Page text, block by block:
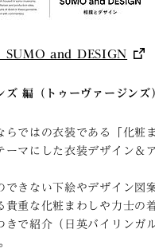
SUMO and DESIGN
ズ 編（トゥーヴァージンズ
らではの衣装である「化粧
ーマにした衣装デザイン＆
できない下絵やデザイン図
貴重な化粧まわしや力士の
きで紹介（日英バイリンガ